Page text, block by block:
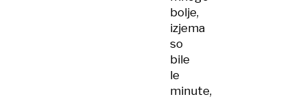
bolje,
izjema
so
bile
le
minute,